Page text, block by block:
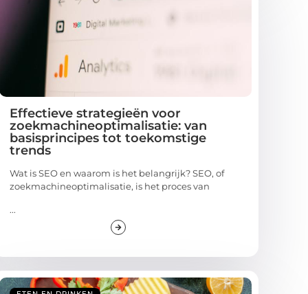
Effectieve strategieën voor
zoekmachineoptimalisatie: van
basisprincipes tot toekomstige
trends
Wat is SEO en waarom is het belangrijk? SEO, of
zoekmachineoptimalisatie, is het proces van
...